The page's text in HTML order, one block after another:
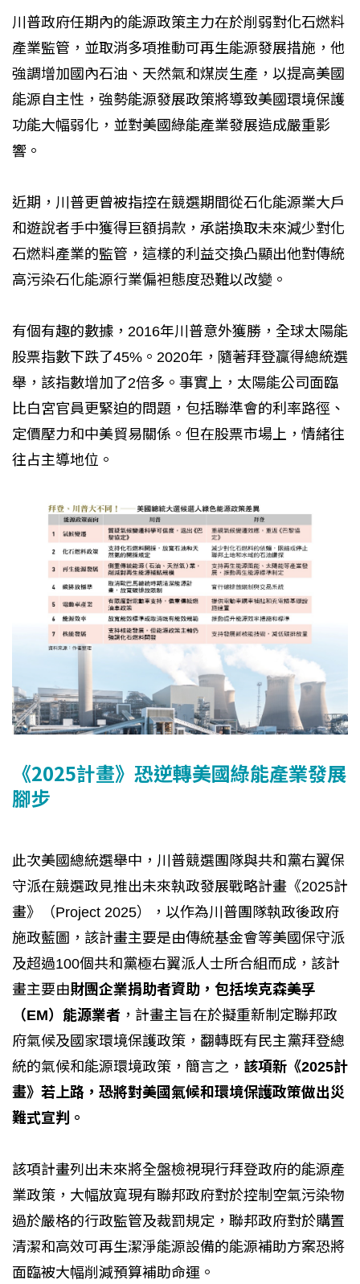
川普政府任期內的能源政策主力在於削弱對化石燃料
產業監管，並取消多項推動可再生能源發展措施，他
強調增加國內石油、天然氣和煤炭生產，以提高美國
能源自主性，強勢能源發展政策將導致美國環境保護
功能大幅弱化，並對美國綠能產業發展造成嚴重影
響。
近期，川普更曾被指控在競選期間從石化能源業大戶
和遊說者手中獲得巨額捐款，承諾換取未來減少對化
石燃料產業的監管，這樣的利益交換凸顯出他對傳統
高污染石化能源行業偏袒態度恐難以改變。
有個有趣的數據，2016年川普意外獲勝，全球太陽能
股票指數下跌了45%。2020年，隨著拜登贏得總統選
舉，該指數增加了2倍多。事實上，太陽能公司面臨
比白宮官員更緊迫的問題，包括聯準會的利率路徑、
定價壓力和中美貿易關係。但在股票市場上，情緒往
往占主導地位。
《2025計畫》恐逆轉美國綠能產業發展
腳步
此次美國總統選舉中，川普競選團隊與共和黨右翼保
守派在競選政見推出未來執政發展戰略計畫《2025計
畫》（Project 2025），以作為川普團隊執政後政府
施政藍圖，該計畫主要是由傳統基金會等美國保守派
及超過100個共和黨極右翼派人士所合組而成，該計
畫主要由財團企業捐助者資助，包括埃克森美孚
（EM）能源業者 ，計畫主旨在於擬重新制定聯邦政
府氣候及國家環境保護政策，翻轉既有民主黨拜登總
統的氣候和能源環境政策，簡言之， 該項新《2025計
畫》若上路，恐將對美國氣候和環境保護政策做出災
難式宣判。
該項計畫列出未來將全盤檢視現行拜登政府的能源產
業政策，大幅放寬現有聯邦政府對於控制空氣污染物
過於嚴格的行政監管及裁罰規定，聯邦政府對於購置
清潔和高效可再生潔淨能源設備的能源補助方案恐將
面臨被大幅削減預算補助命運。